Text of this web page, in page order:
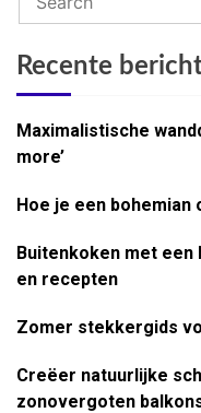
Recente
Maximalistische
more’
Hoe je een
Buitenkoken met
en recepten
Zomer stekkergids
Creëer natuurlijke
zonovergoten